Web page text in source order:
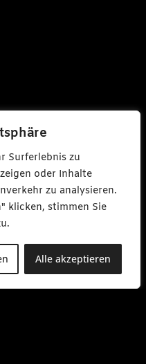
Surferlebnis zu
oder Inhalte
zu analysieren.
klicken, stimmen Sie
Alle akzeptieren